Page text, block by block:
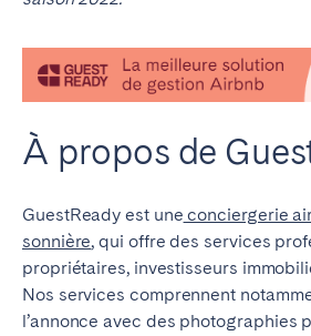
À propos de
GuestReady est une conciergerie
sonnière, qui offre des services
propriétaires, investisseurs
Nos services comprennent
l’annonce avec des photographies